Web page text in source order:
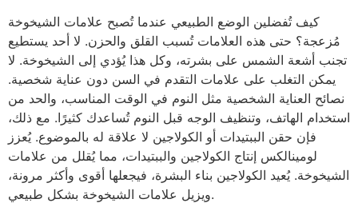
كيف تُفضلين الوضع الطبيعي عندما تُصبح علامات الشيخوخة
مُزعجة؟ حتى هذه العلامات تُسبب القلق والحزن. لا أحد يستطيع
تجنب أشعة الشمس على بشرته، وكل هذا يُؤدي إلى الشيخوخة. لا
يمكن التغلب على علامات التقدم في السن دون عناية شخصية.
نصائح العناية الشخصية مثل النوم في الوقت المناسب، والحد من
استخدام الهاتف، وتنظيف الوجه قبل النوم تُساعدك كثيرًا. مع ذلك،
فإن حقن الببتيدات أو الكولاجين لا علاقة له بالموضوع. يُعزز
لومينالكس إنتاج الكولاجين والببتيدات، مما يُقلل من علامات
الشيخوخة. يُعيد الكولاجين بناء البشرة، فيجعلها أقوى وأكثر مرونة،
ويزيل علامات الشيخوخة بشكل طبيعي.